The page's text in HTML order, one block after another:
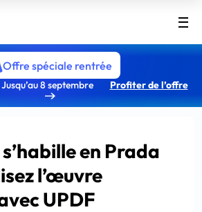
Offre spéciale rentrée
8 septembre Profiter de l’offre
en Prada
l’œuvre
UPDF